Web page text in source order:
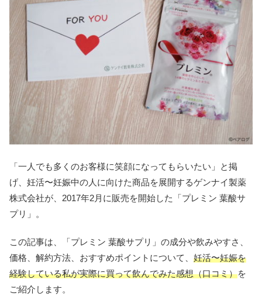
「一人でも多くのお客様に笑顔になってもらいたい」と掲
げ、妊活〜妊娠中の人に向けた商品を展開するゲンナイ製薬
株式会社が、2017年2月に販売を開始した「プレミン 葉酸サ
プリ」。
この記事は、「プレミン 葉酸サプリ」の成分や飲みやすさ、
価格、解約方法、おすすめポイントについて、 妊活〜妊娠を
経験している私が実際に買って飲んでみた感想（口コミ）を
ご紹介します。